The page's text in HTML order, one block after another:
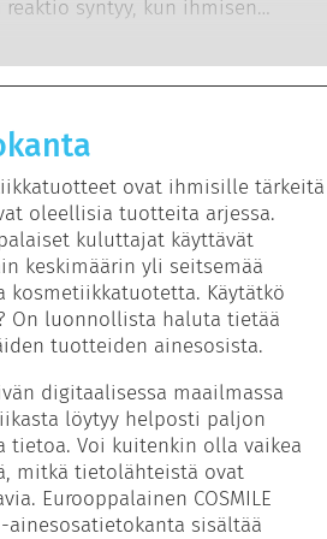
otetaan huomioon kaikki
riskit, myös mahdollisesti
syntyy, kun ihmisen
reagoi aineisiin, jotka
ihmisille vaarattomia.
aiheuttavaa ainetta
Kosmetiikka- ja
hygienian tuotteet saattavat
Tämä ei kuitenkaan
muiden olisi turvallista käyttää
ovat ihmisille tärkeitä
oleellisia tuotteita arjessa.
kuluttajat käyttävät
keskimäärin yli seitsemää
kosmetiikkatuotetta. Käytätkö
On luonnollista haluta tietää
tuotteiden ainesosista.
digitaalisessa maailmassa
löytyy helposti paljon
tietoa. Voi kuitenkin olla vaikea
mitkä tietolähteistä ovat
Eurooppalainen COSMILE
-ainesosatietokanta sisältää